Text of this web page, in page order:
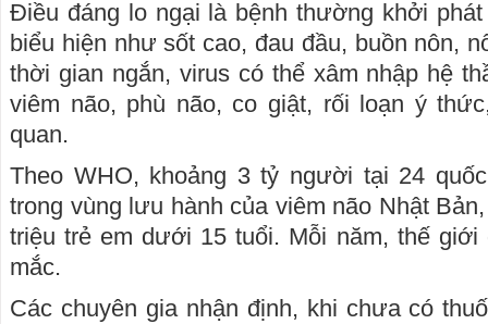
Điều đáng lo ngại là bệnh thường khởi
biểu hiện như sốt cao, đau đầu, buồn nôn,
thời gian ngắn, virus có thể xâm nhập hệ
viêm não, phù não, co giật, rối loạn ý
quan.
Theo WHO, khoảng 3 tỷ người tại 24
trong vùng lưu hành của viêm não Nhật
triệu trẻ em dưới 15 tuổi. Mỗi năm, thế giới
mắc.
Các chuyên gia nhận định, khi chưa có